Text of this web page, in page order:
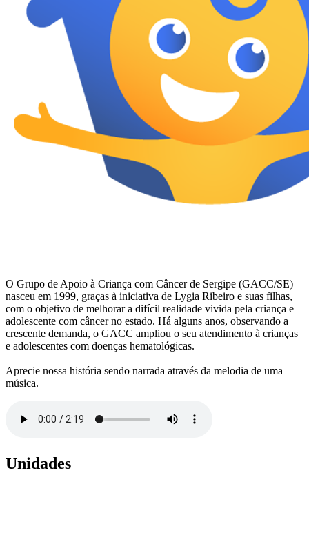
O Grupo de Apoio à Criança com Câncer de Sergipe (GACC/SE)
nasceu em 1999, graças à iniciativa de Lygia Ribeiro e suas filhas,
com o objetivo de melhorar a difícil realidade vivida pela criança e
adolescente com câncer no estado. Há alguns anos, observando a
crescente demanda, o GACC ampliou o seu atendimento à crianças
e adolescentes com doenças hematológicas.
Aprecie nossa história sendo narrada através da melodia de uma
música.
Unidades